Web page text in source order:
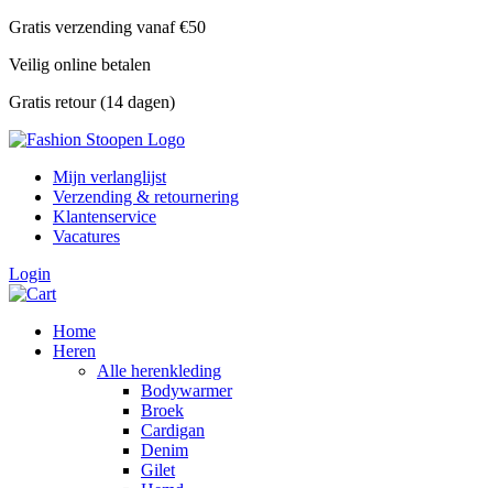
Skip
content
Gratis verzending vanaf €50
Veilig online betalen
Gratis retour (14 dagen)
Mijn verlanglijst
Verzending & retournering
Klantenservice
Vacatures
Login
Home
Heren
Alle herenkleding
Bodywarmer
Broek
Cardigan
Denim
Gilet